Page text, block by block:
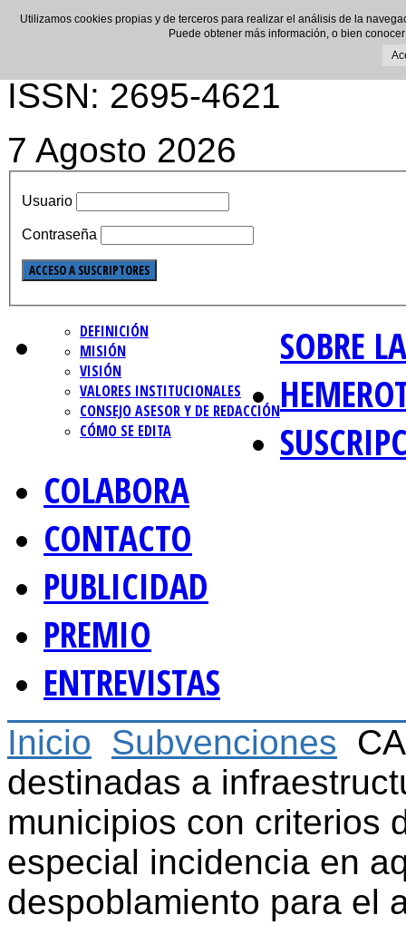
ISSN: 2695-4621
7 Agosto 2026
Usuario
Contraseña
SOBRE
DEFINICIÓN
MISIÓN
VISIÓN
VALORES INSTITUCIONALES
CONSEJO ASESOR Y DE REDACCIÓN
CÓMO SE EDITA
COLABORA
CONTACTO
PUBLICIDAD
PREMIO
ENTREVISTAS
Inicio Subvenciones
destinadas a
municipios con criterios
especial incidencia en
despoblamiento para el
Utilizamos cookies propias y de terceros para realizar el análisis de la
Puede obtener más información, o bien